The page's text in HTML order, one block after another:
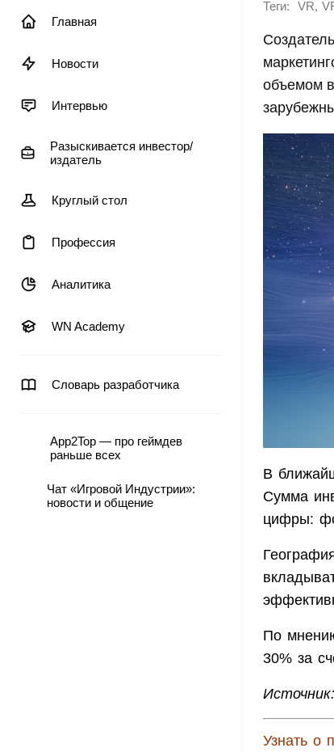
Главная
Новости
Интервью
Разыскивается инвестор/
издатель
Круглый стол
Профессия
Аналитика
WN Academy
Словарь разработчика
App2Top — про геймдев
раньше всех
Чат «Игровой Индустрии»:
новости и общение
Теги: VR,
объемом
В
Сумма
цифры:
По
30% за
Источник:
Узнать о